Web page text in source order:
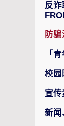
反诈
防骗
「
校园
宣传
新闻